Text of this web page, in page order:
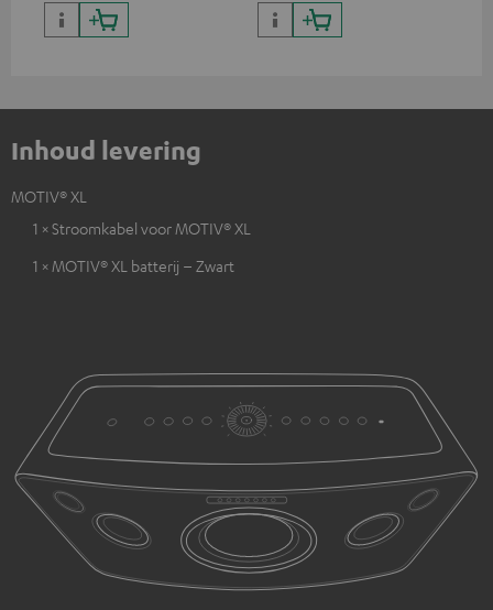
Inhoud levering
MOTIV® XL
1 × Stroomkabel voor MOTIV® XL
1 × MOTIV® XL batterij – Zwart